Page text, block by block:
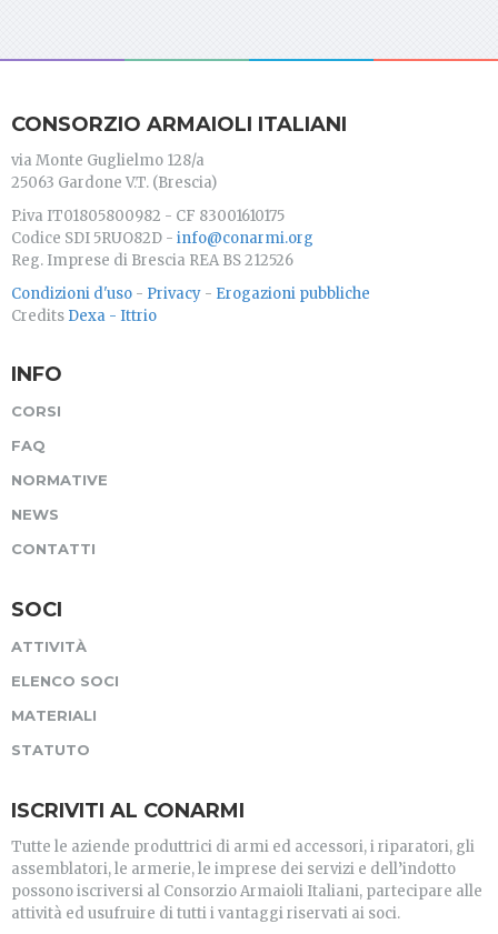
CONSORZIO ARMAIOLI ITALIANI
via Monte Guglielmo 128/a
25063 Gardone V.T. (Brescia)
P.iva IT01805800982 - CF 83001610175
Codice SDI 5RUO82D - info@conarmi.org
Reg. Imprese di Brescia REA BS 212526
Condizioni d'uso - Privacy - Erogazioni pubbliche
Credits Dexa - Ittrio
INFO
CORSI
FAQ
NORMATIVE
NEWS
CONTATTI
SOCI
ATTIVITÀ
ELENCO SOCI
MATERIALI
STATUTO
ISCRIVITI AL CONARMI
Tutte le aziende produttrici di armi ed accessori, i riparatori, gli
assemblatori, le armerie, le imprese dei servizi e dell’indotto
possono iscriversi al Consorzio Armaioli Italiani, partecipare alle
attività ed usufruire di tutti i vantaggi riservati ai soci.